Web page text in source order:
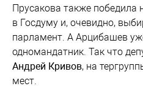
Прусакова также победила
в Госдуму и, очевидно,
парламент. А Арцибашев
одномандатник. Так что
Андрей Кривов, на
мест.